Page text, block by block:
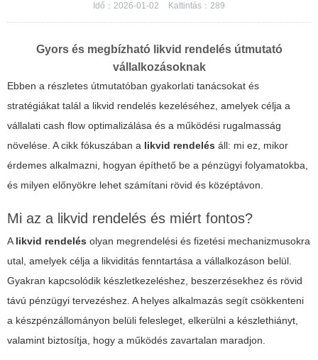
Idő：2026-01-02 Kattintás： 289
Gyors és megbízható likvid rendelés útmutató
vállalkozásoknak
Ebben a részletes útmutatóban gyakorlati tanácsokat és
stratégiákat talál a likvid rendelés kezeléséhez, amelyek célja a
vállalati cash flow optimalizálása és a működési rugalmasság
növelése. A cikk fókuszában a likvid rendelés áll: mi ez, mikor
érdemes alkalmazni, hogyan építhető be a pénzügyi folyamatokba,
és milyen előnyökre lehet számítani rövid és középtávon.
Mi az a likvid rendelés és miért fontos?
Alikvid rendelés olyan megrendelési és fizetési mechanizmusokra
utal, amelyek célja a likviditás fenntartása a vállalkozáson belül.
Gyakran kapcsolódik készletkezeléshez, beszerzésekhez és rövid
távú pénzügyi tervezéshez. A helyes alkalmazás segít csökkenteni
a készpénzállományon belüli felesleget, elkerülni a készlethiányt,
valamint biztosítja, hogy a működés zavartalan maradjon.